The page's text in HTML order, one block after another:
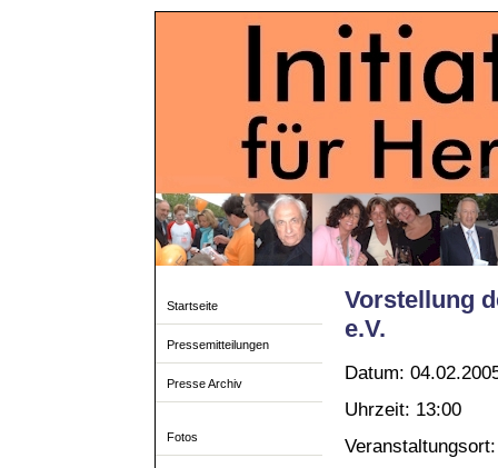
Startseite
Pressemitteilungen
Presse Archiv
Fotos
Vorstellung
e.V.
Datum:
Uhrzeit: 13:00